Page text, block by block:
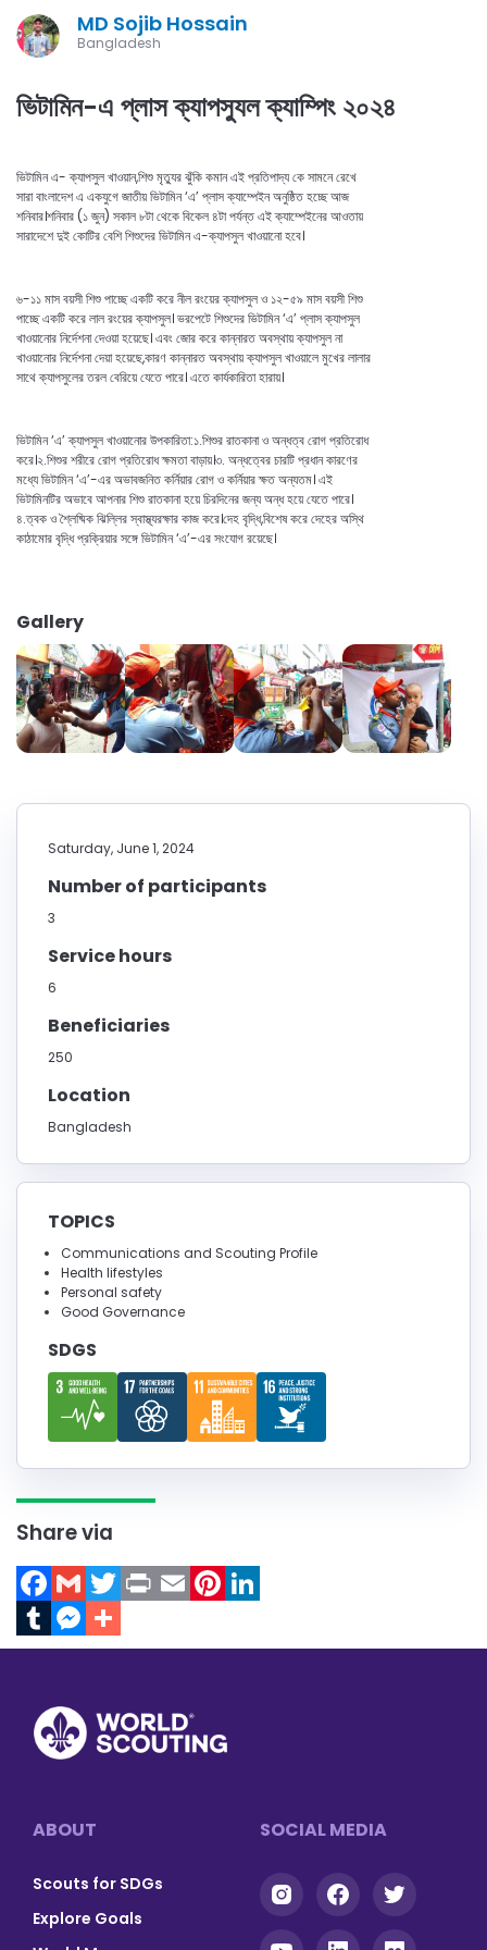
MD Sojib Hossain
Bangladesh
ভিটামিন-এ প্লাস ক্যাপস্যুল ক্যাম্পিং ২০২৪
ভিটামিন এ- ক্যাপসুল খাওয়ান,শিশু মৃত্যুর ঝুঁকি কমান এই প্রতিপাদ্য কে সামনে রেখে
সারা বাংলাদেশ এ একযুগে জাতীয় ভিটামিন ‘এ’ প্লাস ক্যাম্পেইন অনুষ্ঠিত হচ্ছে আজ
শনিবার।শনিবার (১ জুন) সকাল ৮টা থেকে বিকেল ৪টা পর্যন্ত এই ক্যাম্পেইনের আওতায়
সারাদেশে দুই কোটির বেশি শিশুদের ভিটামিন এ-ক্যাপসুল খাওয়ানো হবে।
৬-১১ মাস বয়সী শিশু পাচ্ছে একটি করে নীল রংয়ের ক্যাপসুল ও ১২-৫৯ মাস বয়সী শিশু
পাচ্ছে একটি করে লাল রংয়ের ক্যাপসুল। ভরপেটে শিশুদের ভিটামিন ‘এ’ প্লাস ক্যাপসুল
খাওয়ানোর নির্দেশনা দেওয়া হয়েছে। এবং জোর করে কান্নারত অবস্থায় ক্যাপসুল না
খাওয়ানোর নির্দেশনা দেয়া হয়েছে,কারণ কান্নারত অবস্থায় ক্যাপসুল খাওয়ালে মুখের লালার
সাথে ক্যাপসুলের তরল বেরিয়ে যেতে পারে। এতে কার্যকারিতা হারায়।
ভিটামিন ‘এ’ ক্যাপসুল খাওয়ানোর উপকারিতা:১.শিশুর রাতকানা ও অন্ধত্ব রোগ প্রতিরোধ
করে।২.শিশুর শরীরে রোগ প্রতিরোধ ক্ষমতা বাড়ায়।৩. অন্ধত্বের চারটি প্রধান কারণের
মধ্যে ভিটামিন ‘এ’-এর অভাবজনিত কর্নিয়ার রোগ ও কর্নিয়ার ক্ষত অন্যতম। এই
ভিটামিনটির অভাবে আপনার শিশু রাতকানা হয়ে চিরদিনের জন্য অন্ধ হয়ে যেতে পারে।
৪.ত্বক ও শ্লৈষ্মিক ঝিল্লির স্বাস্থ্যরক্ষার কাজ করে।দেহ বৃদ্ধি,বিশেষ করে দেহের অস্থি
কাঠামোর বৃদ্ধি প্রক্রিয়ার সঙ্গে ভিটামিন ‘এ’-এর সংযোগ রয়েছে।
Gallery
Saturday, June 1, 2024
Number of participants
3
Service hours
6
Beneficiaries
250
Location
Bangladesh
TOPICS
Communications and Scouting Profile
Health lifestyles
Personal safety
Good Governance
SDGS
Share via
Facebook
GmailTwitter
TumblrMessenger
Footer
ABOUT
Scouts for SDGs
Explore Goals
SOCIAL MEDIA